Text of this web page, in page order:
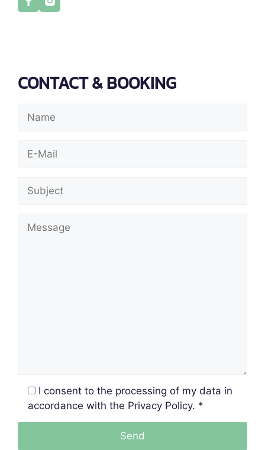
CONTACT & BOOKING
I consent to the processing of my data in
accordance with the Privacy Policy. *